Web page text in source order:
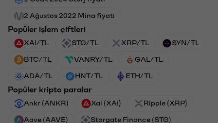
2 Ağustos 2022 Mina fiyatı
Popüler işlem çiftleri
XAI/TL STG/TL XRP/TL SYN/TL
BTC/TL VANRY/TL GAL/TL
ADA/TL HNT/TL ETH/TL
Popüler kripto paralar
Ankr (ANKR) Xai (XAI) Ripple (XRP)
Aave (AAVE) Stargate Finance (STG)